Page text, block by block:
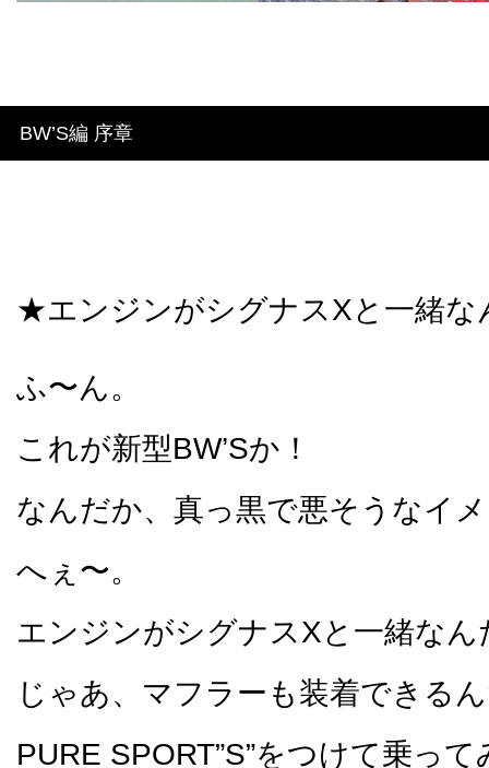
BW’S編 序章
★エンジンがシグナスXと一緒
ふ〜ん。
これが新型BW’Sか！
なんだか、真っ黒で悪そうなイ
へぇ〜。
エンジンがシグナスXと一緒なん
じゃあ、マフラーも装着できる
PURE SPORT”S”をつけて乗っ